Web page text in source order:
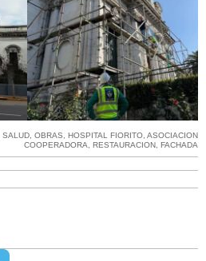
SALUD, OBRAS, HOSPITAL FIORITO, ASOCIACION
COOPERADORA, RESTAURACION, FACHADA